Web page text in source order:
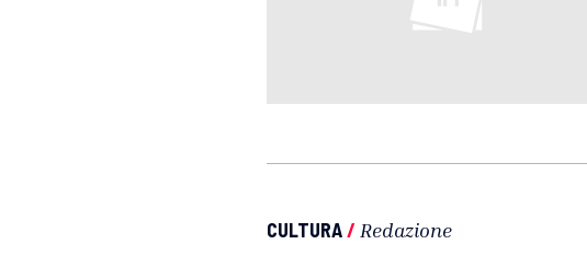
CULTURA/ Redazione